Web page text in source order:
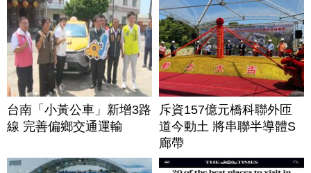
台南「小黃公車」新增3路
線 完善偏鄉交通運輸
斥資157億元橋科聯外匝
道今動土 將串聯半導體S
廊帶